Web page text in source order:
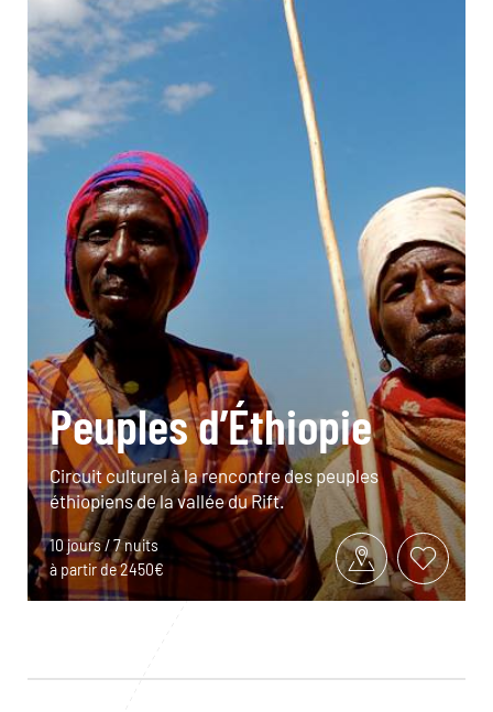
Peuples d’Éthiopie
Circuit culturel à la rencontre des peuples
éthiopiens de la vallée du Rift.
10 jours / 7 nuits
à partir de 2450€